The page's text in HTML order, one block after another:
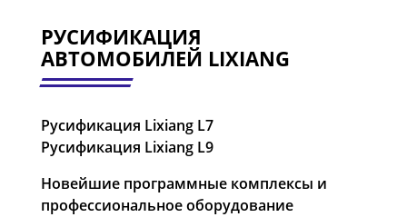
РУСИФИКАЦИЯ
АВТОМОБИЛЕЙ LIXIANG
Русификация Lixiang L7
Русификация Lixiang L9
Новейшие программные комплексы и
профессиональное оборудование